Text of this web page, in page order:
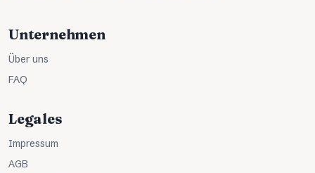
Unternehmen
Über uns
FAQ
Legales
Impressum
AGB